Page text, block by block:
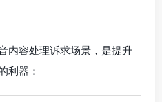
内容处理诉求场景，是提升
利器：